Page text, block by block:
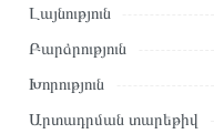
Լայնություն
Բարձրություն
Խորություն
Արտադրման տարեթիվ